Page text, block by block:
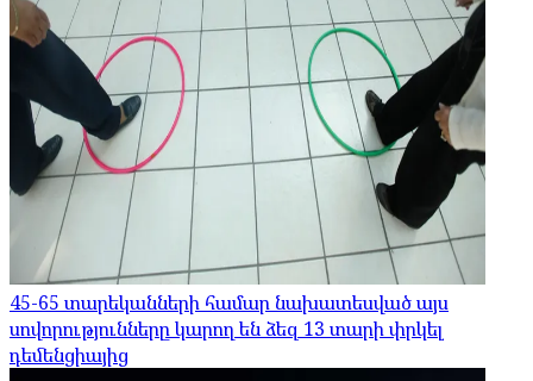
45-65 տարեկանների համար նախատեսված այս
սովորությունները կարող են ձեզ 13 տարի փրկել
դեմենցիայից